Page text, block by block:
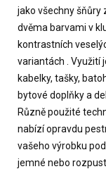
jako všechny šňůry
dvěma barvami v
kontrastních
variantách . Využití
kabelky, tašky,
bytové doplňky a
Různě použité
nabízí opravdu
vašeho výrobku
jemné nebo